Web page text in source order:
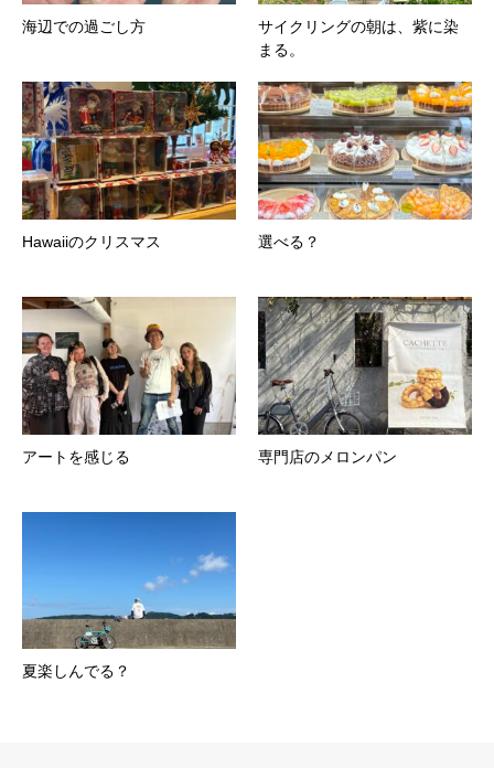
海辺での過ごし方
サイクリングの朝は、紫に染
まる。
Hawaiiのクリスマス 選べる？
アートを感じる 専門店のメロンパン
夏楽しんでる？